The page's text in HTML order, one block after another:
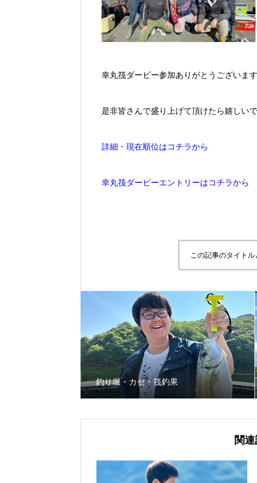
幸丸筏ダービー参加ありがとうございま
是非皆さんで盛り上げて頂けたら嬉しいで
詳細・現在順位はコチラから
幸丸筏ダービーエントリーはコチラから
この記事のタイト
釣り堀・カセ・筏釣果
関